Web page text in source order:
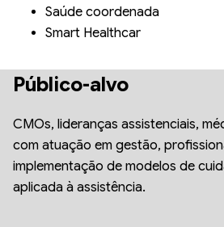
Saúde coordenada
Smart Healthcar
Público-alvo
CMOs, lideranças assistenciais,
com atuação em gestão,
implementação de modelos de
aplicada à assistência.